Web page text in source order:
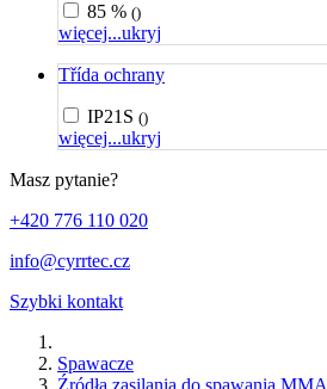
85 % ()
więcej...ukryj
Třída ochrany
IP21S ()
więcej...ukryj
Masz pytanie?
+420 776 110 020
info@cyrrtec.cz
Szybki kontakt
Spawacze
Źródła zasilania do spawania MMA